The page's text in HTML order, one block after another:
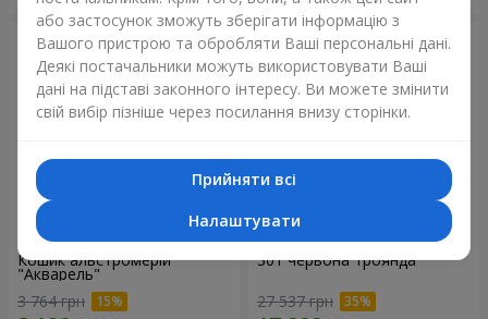
Кошик альстромерій
"Акварель"
3 764 грн
301 червона троянда
27 537 грн
або застосунок зможуть зберігати інформацію з
Вашого пристрою та обробляти Ваші персональні дані.
Деякі постачальники можуть використовувати Ваші
дані на підставі законного інтересу. Ви можете змінити
свій вибір пізніше через посилання внизу сторінки.
Прийняти всі
Налаштувати